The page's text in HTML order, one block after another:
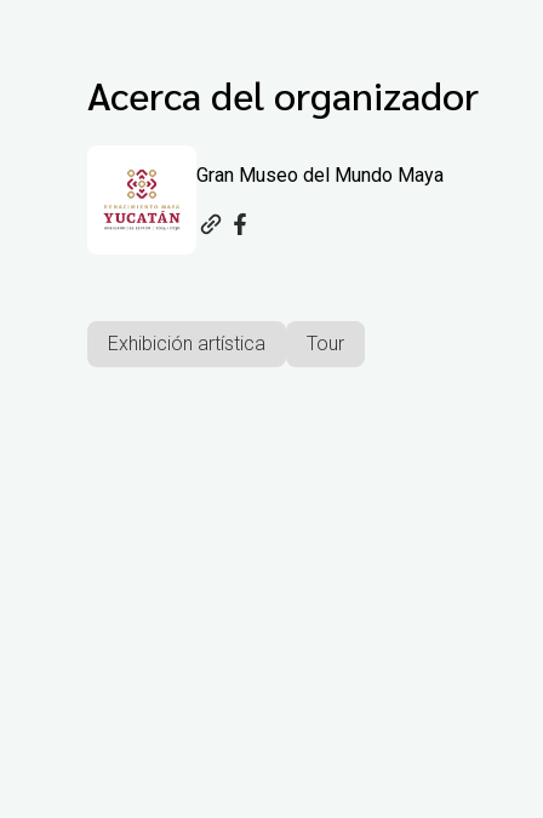
Acerca del organizador
Gran Museo del Mundo Maya
Exhibición artística Tour